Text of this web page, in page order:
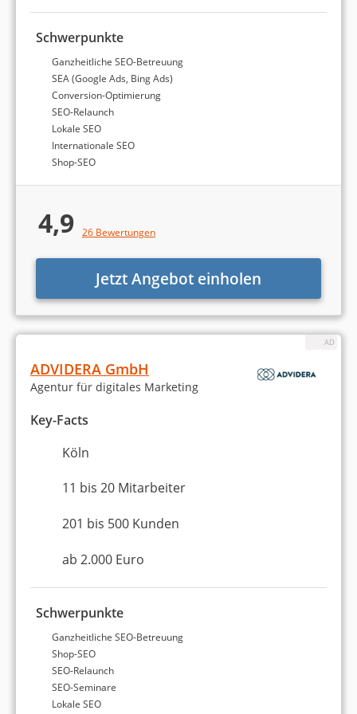
Agentur!
Wir finden die richtige Agentur für Sie! Füllen Sie
nachfolgendes Formular in weniger als 5 Minuten aus:
Bei welchen Aufgaben benötigen Sie
Es können mehrere Punkte ausgewählt werden.
Suchmaschinenoptimierung (SEO)
Google Ads bzw. Bing Ads (SEA)
E-Mail-Marketing
Website erstellen / Webdesign
Webentwicklung
WordPress
Erstellung eines Online-Shops
Amazon
Entwicklung einer Digital-Strategie
Content-Marketing
Werbung & Marketing
Schwerpunkte
Ganzheitliche SEO-Betreuung
SEA (Google Ads, Bing Ads)
Conversion-Optimierung
SEO-Relaunch
Lokale SEO
Internationale SEO
Shop-SEO
4,9 26 Bewertungen
Jetzt Angebot einholen
ADVIDERA GmbH
Agentur für digitales Marketing
Key-Facts
Köln
11 bis 20 Mitarbeiter
201 bis 500 Kunden
ab 2.000 Euro
Schwerpunkte
Ganzheitliche SEO-Betreuung
Shop-SEO
SEO-Relaunch
SEO-Seminare
Lokale SEO